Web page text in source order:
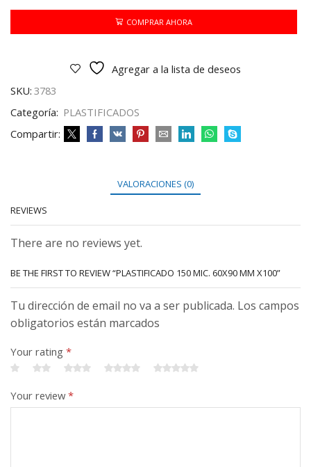
60X90
X100
COMPRAR AHORA
Agregar a la lista de deseos
SKU: 3783
Categoría: PLASTIFICADOS
Compartir:
VALORACIONES (0)
REVIEWS
There are no reviews yet.
BE THE FIRST TO REVIEW “PLASTIFICADO 150 MIC. 60X90 MM X100”
Tu dirección de email no va a ser publicada. Los campos
obligatorios están marcados
Your rating *
Your review*